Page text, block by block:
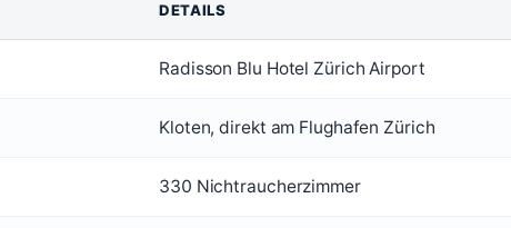
DETAILS
Radisson Blu Hotel Zürich Airport
Kloten, direkt am Flughafen Zürich
330 Nichtraucherzimmer